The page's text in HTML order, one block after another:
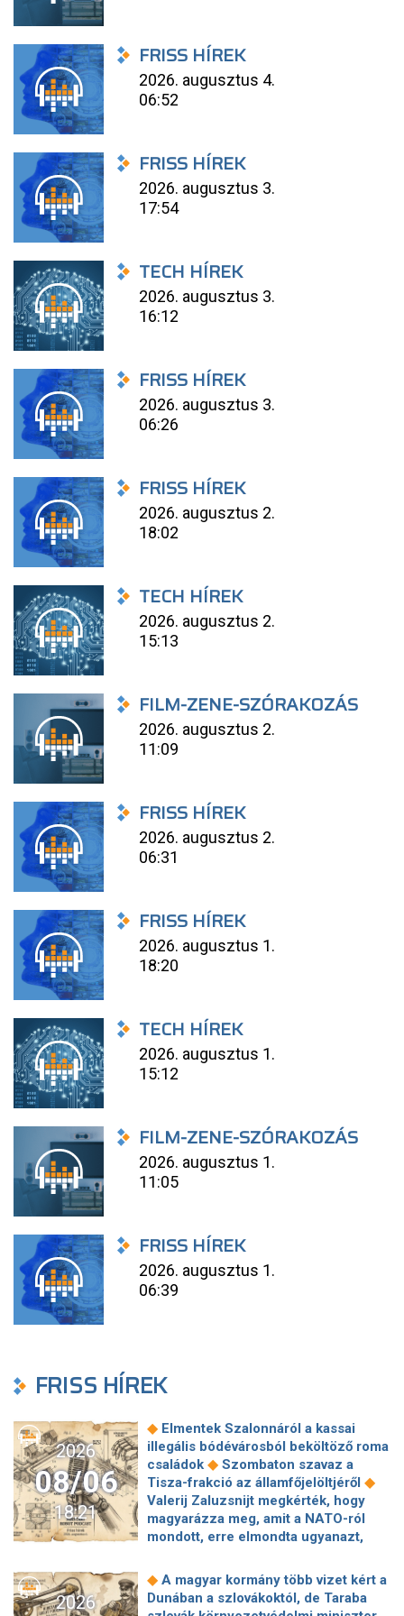
FRISS HÍREK
2026. augusztus 4.
06:52
FRISS HÍREK
2026. augusztus 3.
17:54
TECH HÍREK
2026. augusztus 3.
16:12
FRISS HÍREK
2026. augusztus 3.
06:26
FRISS HÍREK
2026. augusztus 2.
18:02
TECH HÍREK
2026. augusztus 2.
15:13
FILM-ZENE-SZÓRAKOZÁS
2026. augusztus 2.
11:09
FRISS HÍREK
2026. augusztus 2.
06:31
FRISS HÍREK
2026. augusztus 1.
18:20
TECH HÍREK
2026. augusztus 1.
15:12
FILM-ZENE-SZÓRAKOZÁS
2026. augusztus 1.
11:05
FRISS HÍREK
2026. augusztus 1.
06:39
FRISS HÍREK
2026
08/06
18:21
◆ Elmentek Szalonnáról a kassai
illegális bódévárosból beköltöző roma
családok ◆ Szombaton szavaz a
Tisza-frakció az államfőjelöltjéről ◆
Valerij Zaluzsnijt megkérték, hogy
magyarázza meg, amit a NATO-ról
mondott, erre elmondta ugyanazt,
kötött szerződéseket a HM cége a
Lounge Eventtel, a miniszter
feljelentést tett
◆Orbán Anita
2026
◆ A magyar kormány több vizet kért a
Dunában a szlovákoktól, de Taraba